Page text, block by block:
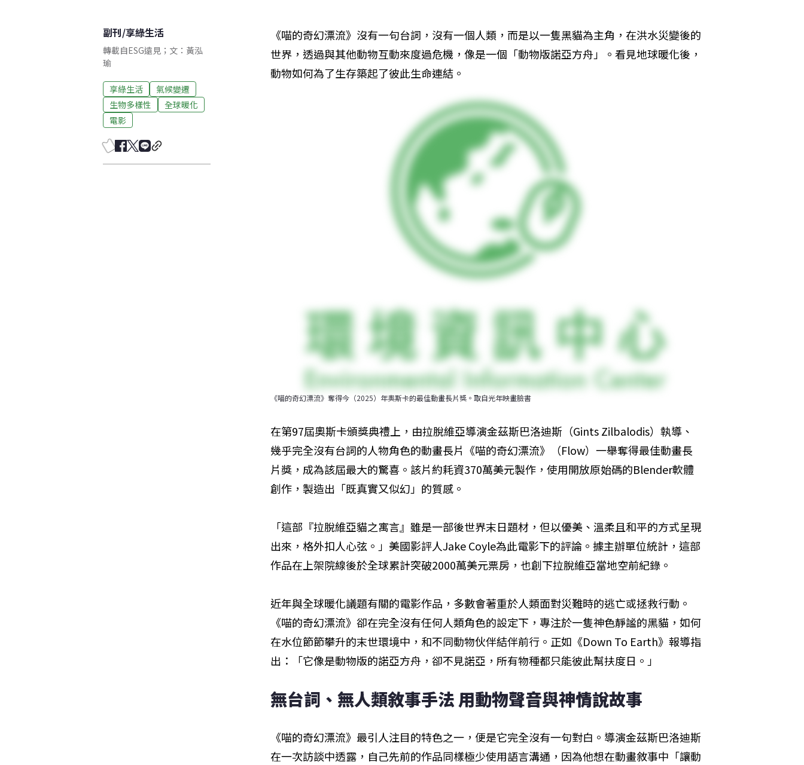
副刊/享綠生活
轉載自ESG遠見；文：黃泓
瑜
享綠生活
氣候變遷
生物多樣性
全球暖化
電影
《喵的奇幻漂流》沒有一句台詞，沒有一個人類，而是以一隻黑貓為主角，在洪水災變後的
世界，透過與其他動物互動來度過危機，像是一個「動物版諾亞方舟」。看見地球暖化後，
動物如何為了生存築起了彼此生命連結。
《喵的奇幻漂流》奪得今（2025）年奧斯卡的最佳動畫長片獎。取自光年映畫臉書
在第97屆奧斯卡頒獎典禮上，由拉脫維亞導演金茲斯巴洛迪斯（Gints Zilbalodis）執導、
幾乎完全沒有台詞的人物角色的動畫長片《喵的奇幻漂流》（Flow）一舉奪得最佳動畫長
片獎，成為該屆最大的驚喜。該片約耗資370萬美元製作，使用開放原始碼的Blender軟體
創作，製造出「既真實又似幻」的質感。
「這部『拉脫維亞貓之寓言』雖是一部後世界末日題材，但以優美、溫柔且和平的方式呈現
出來，格外扣人心弦。」美國影評人Jake Coyle為此電影下的評論。據主辦單位統計，這部
作品在上架院線後於全球累計突破2000萬美元票房，也創下拉脫維亞當地空前紀錄。
近年與全球暖化議題有關的電影作品，多數會著重於人類面對災難時的逃亡或拯救行動。
《喵的奇幻漂流》卻在完全沒有任何人類角色的設定下，專注於一隻神色靜謐的黑貓，如何
在水位節節攀升的末世環境中，和不同動物伙伴結伴前行。正如《Down To Earth》報導指
出：「它像是動物版的諾亞方舟，卻不見諾亞，所有物種都只能彼此幫扶度日。」
無台詞、無人類敘事手法 用動物聲音與神情說故事
《喵的奇幻漂流》最引人注目的特色之一，便是它完全沒有一句對白。導演金茲斯巴洛迪斯
在一次訪談中透露，自己先前的作品同樣極少使用語言溝通，因為他想在動畫敘事中「讓動